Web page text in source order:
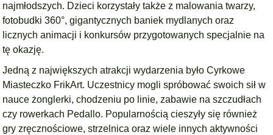
najmłodszych. Dzieci korzystały także z malowania twarzy,
fotobudki 360°, gigantycznych baniek mydlanych oraz
licznych animacji i konkursów przygotowanych specjalnie na
tę okazję.
Jedną z największych atrakcji wydarzenia było Cyrkowe
Miasteczko FrikArt. Uczestnicy mogli spróbować swoich sił w
nauce żonglerki, chodzeniu po linie, zabawie na szczudłach
czy rowerkach Pedallo. Popularnością cieszyły się również
gry zręcznościowe, strzelnica oraz wiele innych aktywności